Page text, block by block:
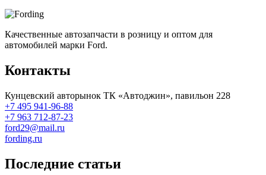
Качественные автозапчасти в розницу и оптом для
автомобилей марки Ford.
Контакты
Кунцевский авторынок ТК «Автоджин», павильон 228
+7 495 941-96-88
+7 963 712-87-23
ford29@mail.ru
fording.ru
Последние статьи